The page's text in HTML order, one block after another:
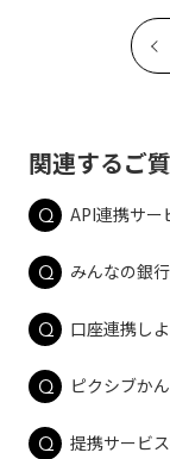
関連するご
API連携サー
みんなの銀
口座連携し
ピクシブか
提携サービ